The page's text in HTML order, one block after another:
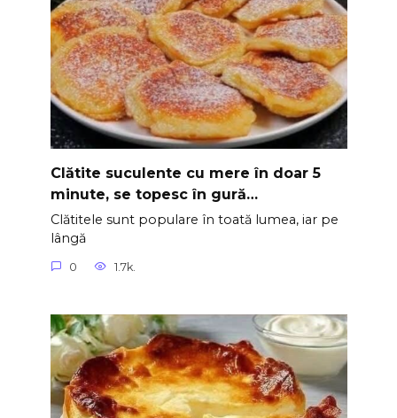
Clătite suculente cu mere în doar 5
minute, se topesc în gură…
Clătitele sunt populare în toată lumea, iar pe
lângă
0 1.7k.